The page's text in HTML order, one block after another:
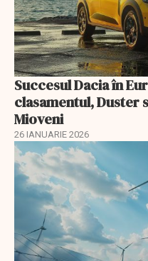
Succesul Dacia în
clasamentul, Duster
Mioveni
26 IANUARIE 2026